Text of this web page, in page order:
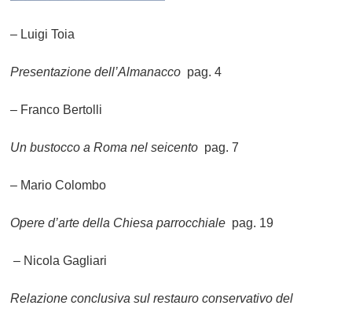
– Luigi Toia
Presentazione dell’Almanacco pag. 4
– Franco Bertolli
Un bustocco a Roma nel seicento pag. 7
– Mario Colombo
Opere d’arte della Chiesa parrocchiale pag. 19
– Nicola Gagliari
Relazione conclusiva sul restauro conservativo del